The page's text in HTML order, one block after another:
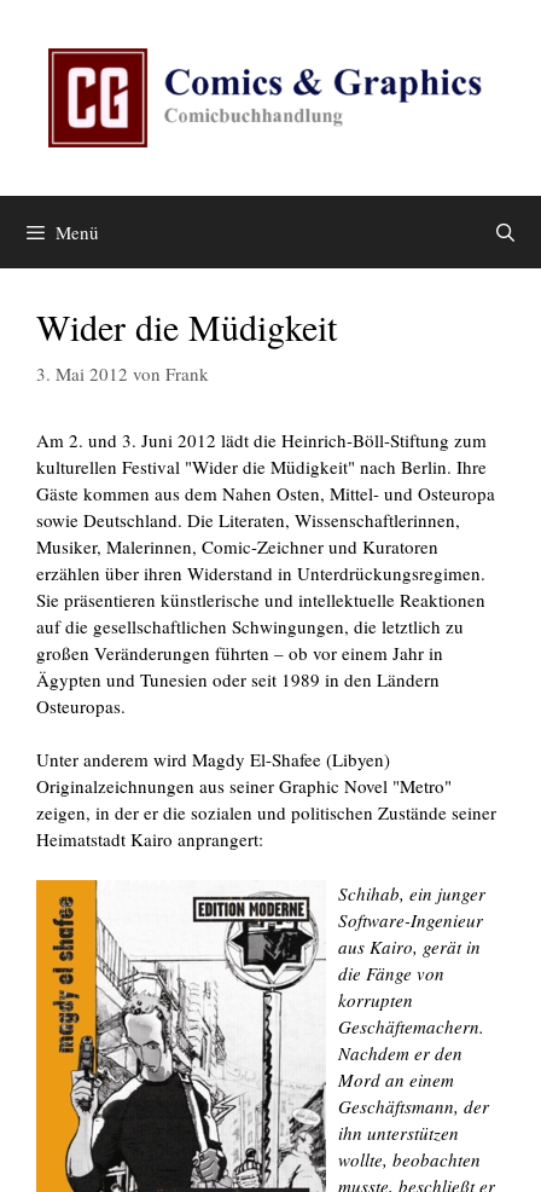
Menü
Wider die Müdigkeit
3. Mai 2012 von Frank
Am 2. und 3. Juni 2012 lädt die Heinrich-Böll-Stiftung zum
kulturellen Festival "Wider die Müdigkeit" nach Berlin. Ihre
Gäste kommen aus dem Nahen Osten, Mittel- und Osteuropa
sowie Deutschland. Die Literaten, Wissenschaftlerinnen,
Musiker, Malerinnen, Comic-Zeichner und Kuratoren
erzählen über ihren Widerstand in Unterdrückungsregimen.
Sie präsentieren künstlerische und intellektuelle Reaktionen
auf die gesellschaftlichen Schwingungen, die letztlich zu
großen Veränderungen führten – ob vor einem Jahr in
Ägypten und Tunesien oder seit 1989 in den Ländern
Osteuropas.
Unter anderem wird Magdy El-Shafee (Libyen)
Originalzeichnungen aus seiner Graphic Novel "Metro"
zeigen, in der er die sozialen und politischen Zustände seiner
Heimatstadt Kairo anprangert:
Schihab, ein junger
Software-Ingenieur
aus Kairo, gerät in
die Fänge von
korrupten
Geschäftemachern.
Nachdem er den
Mord an einem
Geschäftsmann, der
ihn unterstützen
wollte, beobachten
musste, beschließt er